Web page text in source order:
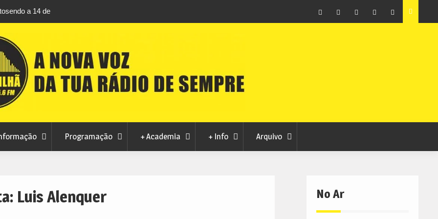
a 14 de
para fase final sem risco de penalizações
Centum Cellas entra na fase decisiva das Novas 7
Maravilhas de Portugal
Programação + Academia + Info Arquivo
Luis Alenquer No Ar